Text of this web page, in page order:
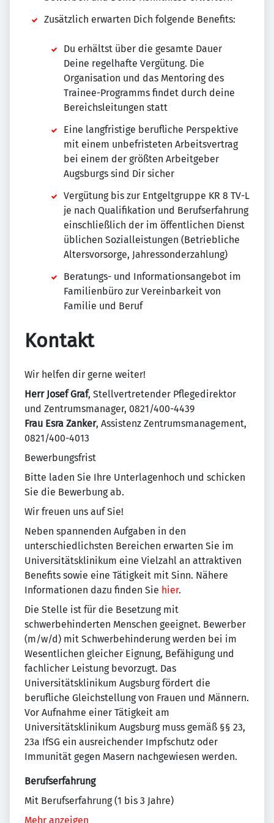
Zusätzlich erwarten Dich folgende Benefits:
Du erhältst über die gesamte Dauer
Deine regelhafte Vergütung. Die
Organisation und das Mentoring des
Trainee-Programms findet durch deine
Bereichsleitungen statt
Eine langfristige berufliche Perspektive
mit einem unbefristeten Arbeitsvertrag
bei einem der größten Arbeitgeber
Augsburgs sind Dir sicher
Vergütung bis zur Entgeltgruppe KR 8 TV-L
je nach Qualifikation und Berufserfahrung
einschließlich der im öffentlichen Dienst
üblichen Sozialleistungen (Betriebliche
Altersvorsorge, Jahressonderzahlung)
Beratungs- und Informationsangebot im
Familienbüro zur Vereinbarkeit von
Familie und Beruf
Kontakt
Wir helfen dir gerne weiter!
Herr Josef Graf, Stellvertretender Pflegedirektor
und Zentrumsmanager, 0821/400-4439
Frau Esra Zanker, Assistenz Zentrumsmanagement,
0821/400-4013
Bewerbungsfrist
Bitte laden Sie Ihre Unterlagenhoch und schicken
Sie die Bewerbung ab.
Wir freuen uns auf Sie!
Neben spannenden Aufgaben in den
unterschiedlichsten Bereichen erwarten Sie im
Universitätsklinikum eine Vielzahl an attraktiven
Benefits sowie eine Tätigkeit mit Sinn. Nähere
Informationen dazu finden Sie hier.
Die Stelle ist für die Besetzung mit
schwerbehinderten Menschen geeignet. Bewerber
(m/w/d) mit Schwerbehinderung werden bei im
Wesentlichen gleicher Eignung, Befähigung und
fachlicher Leistung bevorzugt. Das
Universitätsklinikum Augsburg fördert die
berufliche Gleichstellung von Frauen und Männern.
Vor Aufnahme einer Tätigkeit am
Universitätsklinikum Augsburg muss gemäß §§ 23,
23a IfSG ein ausreichender Impfschutz oder
Immunität gegen Masern nachgewiesen werden.
Berufserfahrung
Mit Berufserfahrung (1 bis 3 Jahre)
Mehr anzeigen